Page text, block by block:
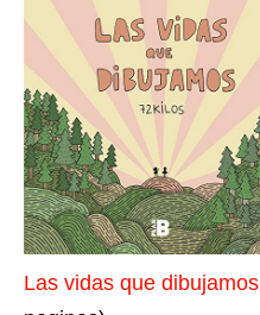
Las vidas que dibujamos